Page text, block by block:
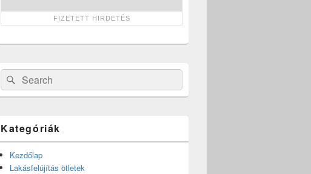
Search
for:
Search
Kategóriák
Kezdőlap
Lakásfelújítás ötletek